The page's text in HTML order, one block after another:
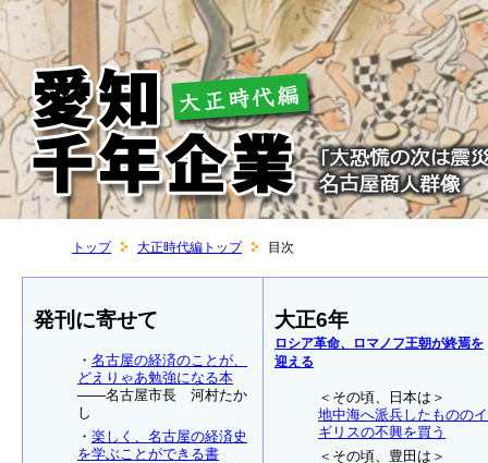
トップ 大正時代編トップ 目次
発刊に寄せて
・ 名古屋の経済のことが、
どえりゃあ勉強になる本
――名古屋市長 河村たか
し
・ 楽しく、名古屋の経済史
を学ぶことができる書
大正6年
ロシア革命、ロマノフ王朝が終焉を
迎える
＜その頃、日本は＞
地中海へ派兵したもののイ
ギリスの不興を買う
＜その頃、豊田は＞